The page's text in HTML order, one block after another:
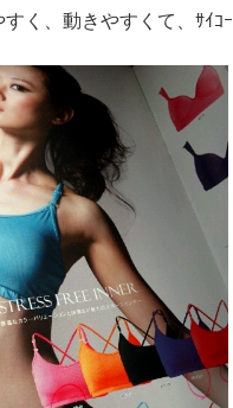
く、動きやすくて、ｻｲｺｰ